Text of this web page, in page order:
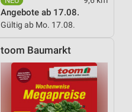
Angebote ab 17.08.
Gültig ab Mo. 17.08.
toom Baumarkt